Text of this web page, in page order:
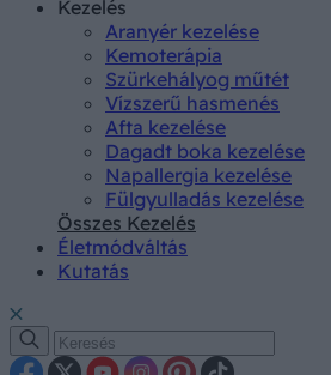
Kezelés
Aranyér kezelése
Kemoterápia
Szürkehályog műtét
Vízszerű hasmenés
Afta kezelése
Dagadt boka kezelése
Napallergia kezelése
Fülgyulladás kezelése
Összes Kezelés
Életmódváltás
Kutatás